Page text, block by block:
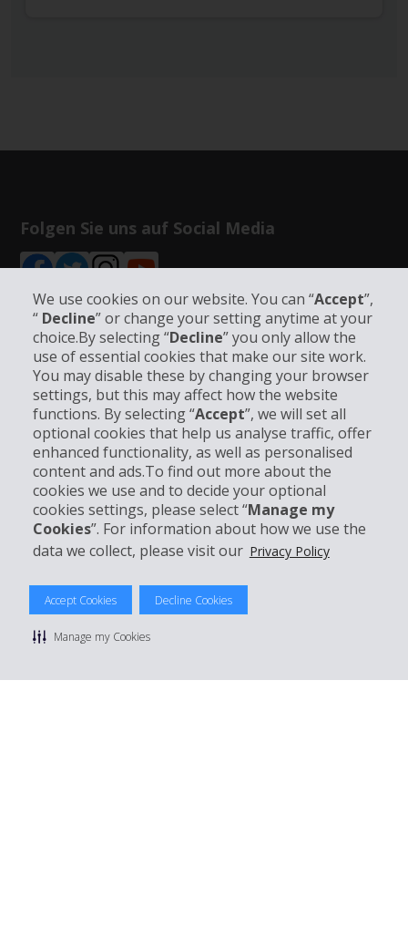
We use cookies on our website. You can “Accept”,
“ Decline” or change your setting anytime at your
choice.By selecting “Decline” you only allow the
use of essential cookies that make our site work.
You may disable these by changing your browser
settings, but this may affect how the website
functions. By selecting “Accept”, we will set all
optional cookies that help us analyse traffic, offer
enhanced functionality, as well as personalised
content and ads.To find out more about the
cookies we use and to decide your optional
cookies settings, please select “Manage my
Cookies”. For information about how we use the
data we collect, please visit our Privacy Policy
Accept Cookies Decline Cookies
Manage my Cookies
Folgen Sie uns auf Social Media
Unternehmensinformation
Partner
Kundenservice
Mieten bei Hertz
© 2026 The Hertz System, Inc.
Datenschutzrichtlinie | Nutzungsbedingungen
Sitemap Cookies verwalten